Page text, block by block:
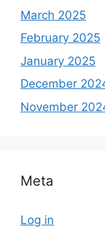
March 2025
February 2025
January 2025
December
November
Meta
Log in